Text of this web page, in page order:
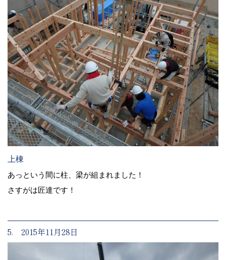
上棟
あっという間に柱、梁が組まれました！
さすがは匠達です！
5. 2015年11月28日